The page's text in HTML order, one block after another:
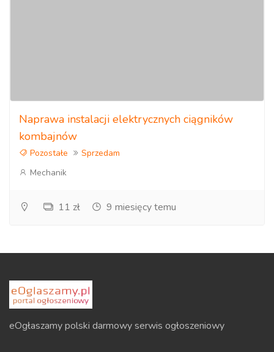
Naprawa instalacji elektrycznych ciągników
kombajnów
Pozostałe
Sprzedam
Mechanik
11 zł 9 miesięcy temu
eOgłaszamy polski darmowy serwis ogłoszeniowy